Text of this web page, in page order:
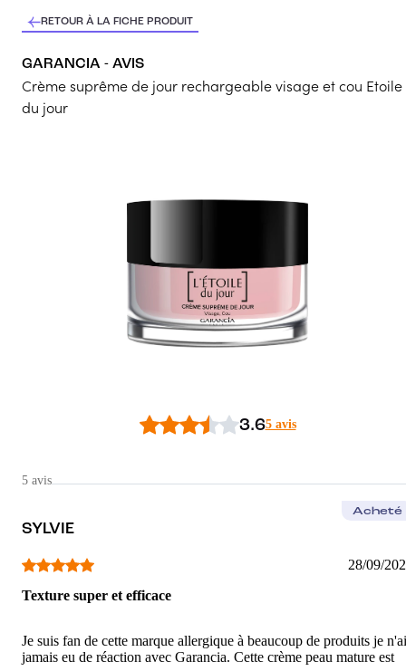
3/5
Karine
Bonne texture
RETOUR À LA FICHE PRODUIT
GARANCIA - AVIS
Crème suprême de jour rechargeable visage et cou Etoile
du jour
3.65 avis
5 avis
SYLVIE
Acheté
28/09/
Texture super et efficace
Je suis fan de cette marque allergique à beaucoup de produits je n'ai
jamais eu de réaction avec Garancia. Cette crème peau mature est